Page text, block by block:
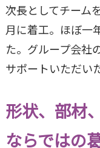
次長としてチーム
月に着工。ほぼ一
た。グループ会社
サポートいただい
形状、部材
ならではの